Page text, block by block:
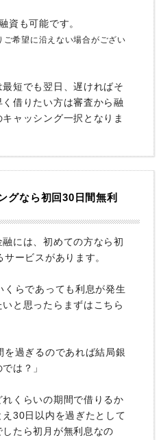
資も可能です。
ご希望に沿えない場合がござい
短でも翌日、遅ければそ
借りたい方は審査から融
ャッシング一択となりま
グなら初回30日間無利
には、初めての方なら初
ービスがあります。
らであっても利息が発生
と思ったらまずはこちら
を過ぎるのであれば結局銀
は？」
くらいの期間で借りるか
30日以内を過ぎたとして
たら初月が無利息なの